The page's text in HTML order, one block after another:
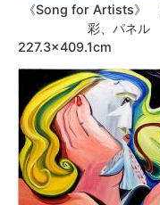
《Song for Artists
彩、パネル